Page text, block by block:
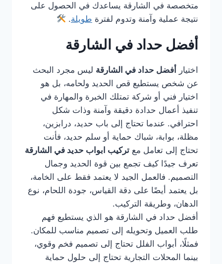
متخصصة في الشارقة يساعدك في الحصول على
نتيجة عملية وآمنة وتدوم لفترة طويلة.
أفضل حداد في الشارقة
اختيار أفضل حداد في الشارقة ليس مجرد البحث
عن شخص يستطيع قص الحديد ولحامه، بل هو
اختيار فني أو شركة تمتلك الخبرة والمهارة في
تنفيذ أعمال حدادة دقيقة وآمنة وذات شكل
احترافي. عندما تحتاج إلى باب حديد، درابزين،
مظلة، بوابة، شباك حماية أو سلم حديد، فأنت
تحتاج إلى تعامل مع تركيب ابواب حديد في الشارقة
تعرف جيدًا كيف تجمع بين قوة الحديد وجمال
التصميم. فالعمل الجيد لا يعتمد فقط على الخامة،
بل يعتمد أيضًا على دقة القياس، جودة اللحام، نوع
الدهان، وطريقة التركيب.
أفضل حداد في الشارقة هو الذي يستطيع فهم
طلب العميل وتحويله إلى تصميم مناسب للمكان.
فمثلًا، أبواب الفلل تحتاج إلى تصميم فخم وقوي،
بينما المحلات التجارية تحتاج إلى حلول حماية